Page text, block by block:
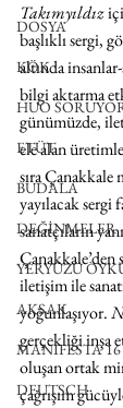
DOSYA
KÖK
HUO
ETÜT
BUDALA
DEĞİNMELER
YERYÜZÜ
AKSAK
MANIFESTA
DEUTSCH
Takımyıldız
başlıklı sergi,
altında
bilgi aktarma
günümüzde,
ele alan
sıra
yayılacak sergi
sanatçıların
Çanakkale’den
iletişim ile
yoğunlaşıyor.
gerçekliği inşa
oluşan ortak
çağrışım